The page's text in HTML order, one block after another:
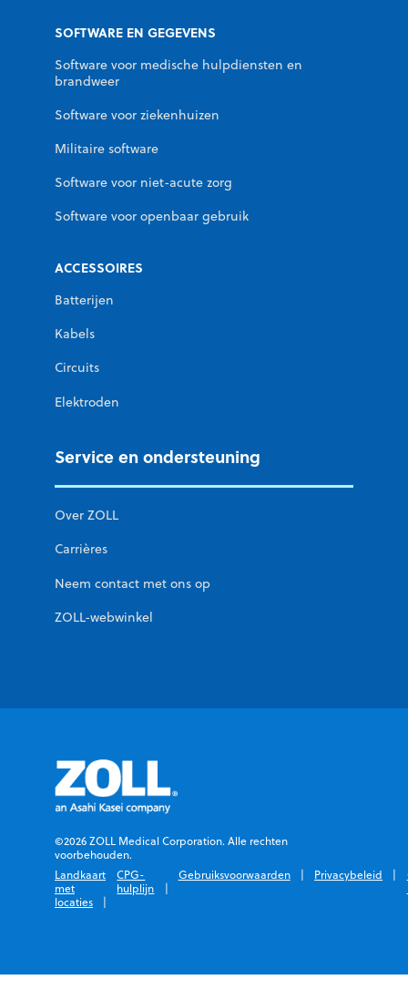
SOFTWARE EN GEGEVENS
Software voor medische hulpdiensten en
brandweer
Software voor ziekenhuizen
Militaire software
Software voor niet-acute zorg
Software voor openbaar gebruik
ACCESSOIRES
Batterijen
Kabels
Circuits
Elektroden
Service en ondersteuning
Over ZOLL
Carrières
Neem contact met ons op
ZOLL-webwinkel
©2026 ZOLL Medical Corporation. Alle rechten
voorbehouden.
Landkaart
met
locaties
CPG-
hulplijn
Gebruiksvoorwaarden Privacybeleid